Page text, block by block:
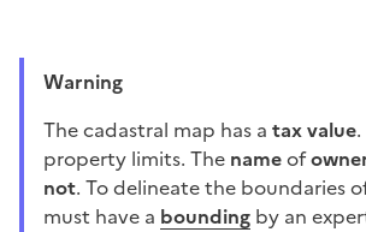
Warning
The cadastral map has a tax value
property limits. The nameof
not. To delineate the boundaries
must have a bounding by an